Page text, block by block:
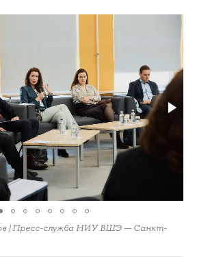
| Пресс-служба НИУ ВШЭ — Санкт-